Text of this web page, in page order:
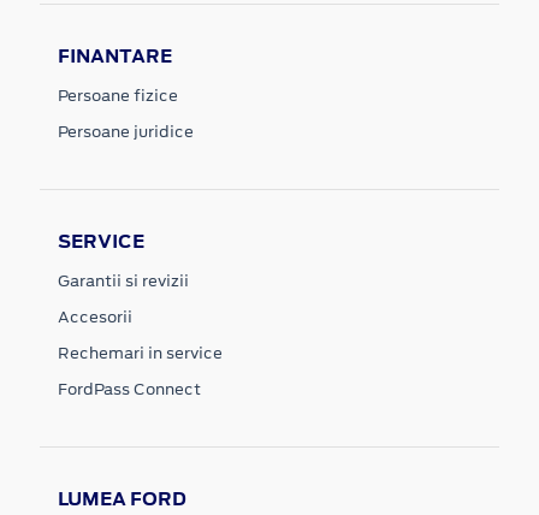
FINANTARE
Persoane fizice
Persoane juridice
SERVICE
Garantii si revizii
Accesorii
Rechemari in service
FordPass Connect
LUMEA FORD